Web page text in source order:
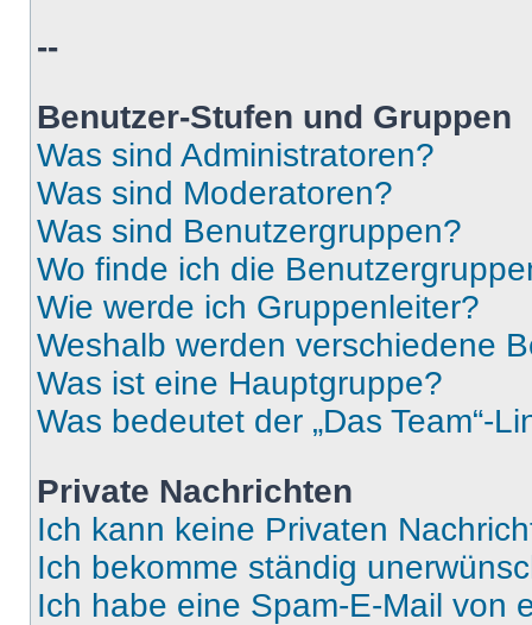
--
Benutzer-Stufen und Gruppen
Was sind Administratoren?
Was sind Moderatoren?
Was sind Benutzergruppen?
Wo finde ich die
Wie werde ich Gruppenleiter?
Weshalb werden verschiedene
Was ist eine Hauptgruppe?
Was bedeutet der „Das Team“-
Private Nachrichten
Ich kann keine Privaten
Ich bekomme ständig
Ich habe eine Spam-E-Mail von